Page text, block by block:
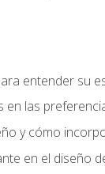
entender su
las
y cómo
en el diseño